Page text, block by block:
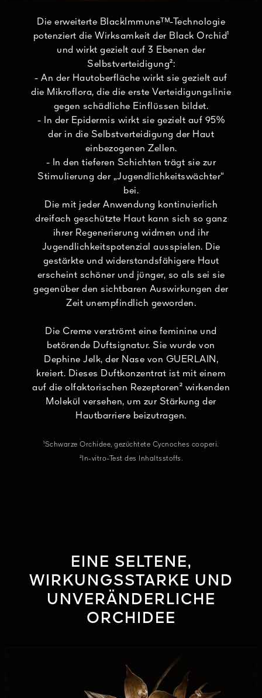
Die erweiterte BlackImmuneᵀᴹ-Technologie
potenziert die Wirksamkeit der Black Orchid¹
und wirkt gezielt auf 3 Ebenen der
Selbstverteidigung²:
- An der Hautoberfläche wirkt sie gezielt auf
die Mikroflora, die die erste Verteidigungslinie
gegen schädliche Einflüssen bildet.
- In der Epidermis wirkt sie gezielt auf 95%
der in die Selbstverteidigung der Haut
einbezogenen Zellen.
- In den tieferen Schichten trägt sie zur
Stimulierung der „Jugendlichkeitswächter“
bei.
Die mit jeder Anwendung kontinuierlich
dreifach geschützte Haut kann sich so ganz
ihrer Regenerierung widmen und ihr
Jugendlichkeitspotenzial ausspielen. Die
gestärkte und widerstandsfähigere Haut
erscheint schöner und jünger, so als sei sie
gegenüber den sichtbaren Auswirkungen der
Zeit unempfindlich geworden.
Die Creme verströmt eine feminine und
betörende Duftsignatur. Sie wurde von
Dephine Jelk, der Nase von GUERLAIN,
kreiert. Dieses Duftkonzentrat ist mit einem
auf die olfaktorischen Rezeptoren² wirkenden
Molekül versehen, um zur Stärkung der
Hautbarriere beizutragen.
¹Schwarze Orchidee, gezüchtete Cycnoches cooperi.
²In-vitro-Test des Inhaltsstoffs.
EINE SELTENE,
WIRKUNGSSTARKE UND
UNVERÄNDERLICHE
ORCHIDEE